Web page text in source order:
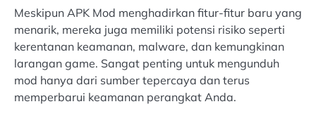
Meskipun APK Mod menghadirkan fitur-fitur baru yang
menarik, mereka juga memiliki potensi risiko seperti
kerentanan keamanan, malware, dan kemungkinan
larangan game. Sangat penting untuk mengunduh
mod hanya dari sumber tepercaya dan terus
memperbarui keamanan perangkat Anda.